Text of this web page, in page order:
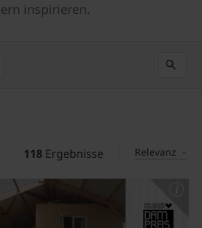
inspirieren.
118 Ergebnisse Relevanz